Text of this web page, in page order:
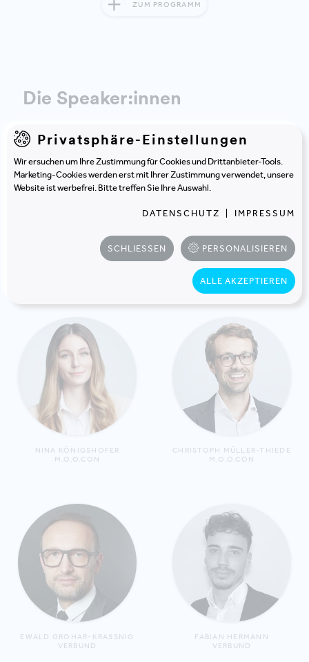
ZUM PROGRAMM
Die Speaker:innen
TANJA FRAUNBERGER
VOESTALPINE STANDORTSERVICE
NINA KÖNIGSHOFER
M.O.O.CON
CHRISTOPH MÜLLER-THIEDE
M.O.O.CON
EWALD GROHAR-KRASSNIG
VERBUND
FABIAN HERMANN
VERBUND
Privatsphäre-Einstellungen
Wir ersuchen um Ihre Zustimmung für Cookies und Drittanbieter-Tools.
Marketing-Cookies werden erst mit Ihrer Zustimmung verwendet, unsere
Website ist werbefrei. Bitte treffen Sie Ihre Auswahl.
DATENSCHUTZ IMPRESSUM
SCHLIESSEN PERSONALISIEREN
ALLE AKZEPTIEREN